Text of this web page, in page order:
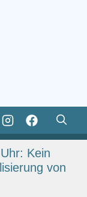
Kein
von